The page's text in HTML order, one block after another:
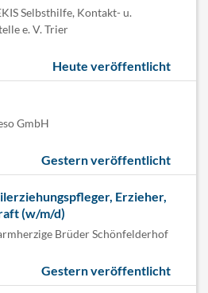
Selbsthilfe, Kontakt- u.
e. V. Trier
Heute veröffentlicht
GmbH
Gestern veröffentlicht
Erzieher,
(w/m/d)
Brüder Schönfelderhof
Gestern veröffentlicht